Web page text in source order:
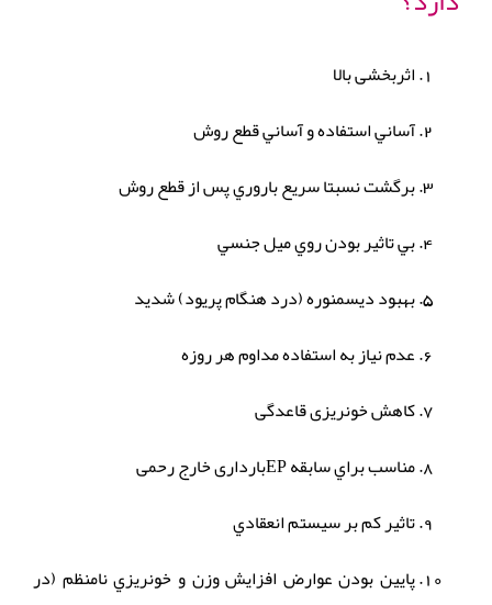
اثربخشی بالا
آساني استفاده و آساني قطع روش
برگشت نسبتا سريع باروري پس از قطع روش
بي تاثير بودن روي ميل جنسي
بهبود دیسمنوره (درد هنگام پریود) شديد
عدم نياز به استفاده مداوم هر روزه
کاهش خونریزی قاعدگی
مناسب براي سابقه EPبارداری خارج رحمی
تاثير كم بر سيستم انعقادي
پايين بودن عوارض افزايش وزن و خونريزي نامنظم (در